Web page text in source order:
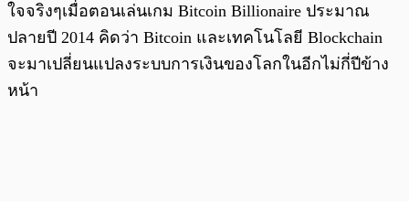
ใจจริงๆเมื่อตอนเล่นเกม Bitcoin Billionaire ประมาณ
ปลายปี 2014 คิดว่า Bitcoin และเทคโนโลยี Blockchain
จะมาเปลี่ยนแปลงระบบการเงินของโลกในอีกไม่กี่ปีข้าง
หน้า